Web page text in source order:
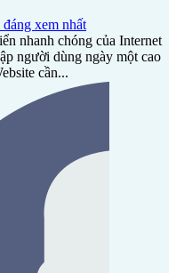
xem nhất
nhanh chóng của Internet
người dùng ngày một cao
cần...